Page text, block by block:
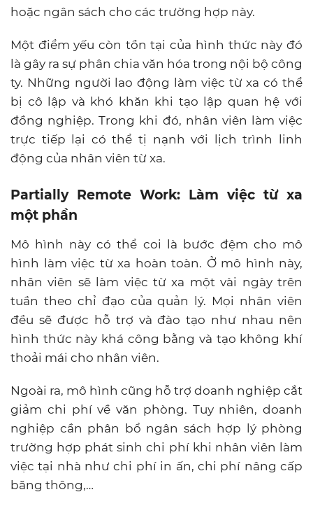
hoặc ngân sách cho các trường hợp này.
Một điểm yếu còn tồn tại của hình thức này đó
là gây ra sự phân chia văn hóa trong nội bộ công
ty. Những người lao động làm việc từ xa có thể
bị cô lập và khó khăn khi tạo lập quan hệ với
đồng nghiệp. Trong khi đó, nhân viên làm việc
trực tiếp lại có thể tị nạnh với lịch trình linh
động của nhân viên từ xa.
Partially Remote Work: Làm việc từ xa
một phần
Mô hình này có thể coi là bước đệm cho mô
hình làm việc từ xa hoàn toàn. Ở mô hình này,
nhân viên sẽ làm việc từ xa một vài ngày trên
tuần theo chỉ đạo của quản lý. Mọi nhân viên
đều sẽ được hỗ trợ và đào tạo như nhau nên
hình thức này khá công bằng và tạo không khí
thoải mái cho nhân viên.
Ngoài ra, mô hình cũng hỗ trợ doanh nghiệp cắt
giảm chi phí về văn phòng. Tuy nhiên, doanh
nghiệp cần phân bổ ngân sách hợp lý phòng
trường hợp phát sinh chi phí khi nhân viên làm
việc tại nhà như chi phí in ấn, chi phí nâng cấp
băng thông,…